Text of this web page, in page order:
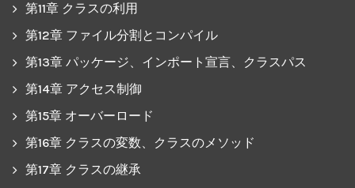
第11章 クラスの利用
第12章 ファイル分割とコンパイル
第13章 パッケージ、インポート宣言、クラスパス
第14章 アクセス制御
第15章 オーバーロード
第16章 クラスの変数、クラスのメソッド
第17章 クラスの継承